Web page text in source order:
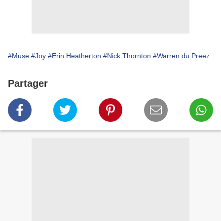
#Muse #Joy #Erin Heatherton #Nick Thornton #Warren du Preez
Partager